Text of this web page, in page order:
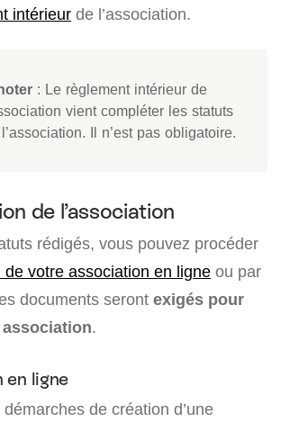
intérieur de l’association.
: Le règlement intérieur de
vient compléter les statuts
Il n’est pas obligatoire.
de l’association
rédigés, vous pouvez procéder
de votre association en ligne ou par
documents seront exigés pour
.
en ligne
de création d’une